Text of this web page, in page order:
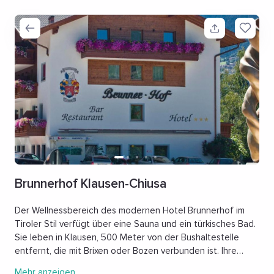
Brunnerhof Klausen-Chiusa
Der Wellnessbereich des modernen Hotel Brunnerhof im
Tiroler Stil verfügt über eine Sauna und ein türkisches Bad.
Sie leben in Klausen, 500 Meter von der Bushaltestelle
entfernt, die mit Brixen oder Bozen verbunden ist. Ihre